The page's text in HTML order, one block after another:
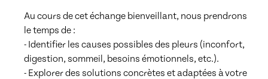
Au cours de cet échange bienveillant, nous prendrons
le temps de :
- Identifier les causes possibles des pleurs (inconfort,
digestion, sommeil, besoins émotionnels, etc.).
- Explorer des solutions concrètes et adaptées à votre